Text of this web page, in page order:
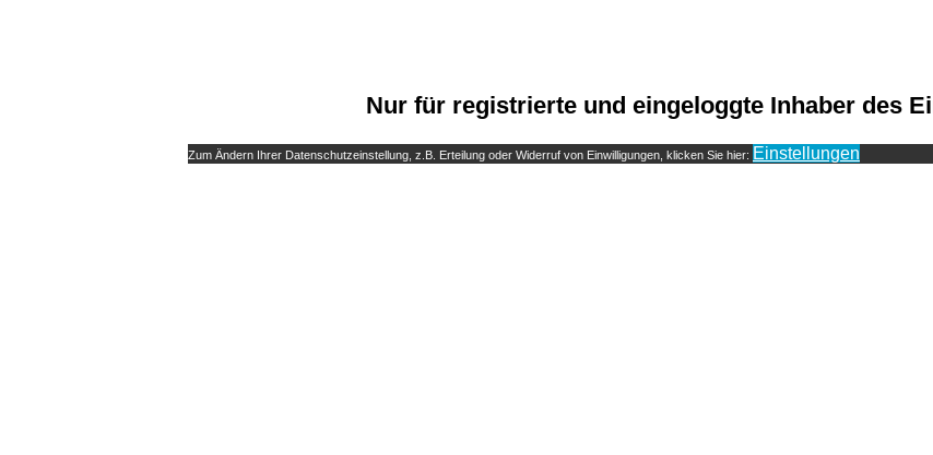
Nur für registrierte und eingeloggte Inhaber des
Zum Ändern Ihrer Datenschutzeinstellung, z.B. Erteilung oder Widerruf von Einwilligungen, klicken Sie hier: Einstellungen